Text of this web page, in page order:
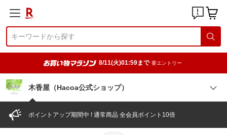
8/11(火)01:59まで 要エントリー
木香屋（Hacoa公式ショップ）
ポイントアップ期間中 ! 通常商品 全会員ポイント10倍